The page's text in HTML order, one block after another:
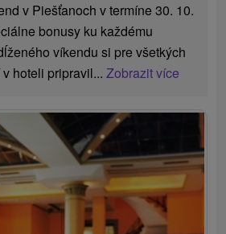
v Piešťanoch v termíne 30. 10.
bonusy ku každému
víkendu si pre všetkých
hoteli pripravil...Zobrazit více